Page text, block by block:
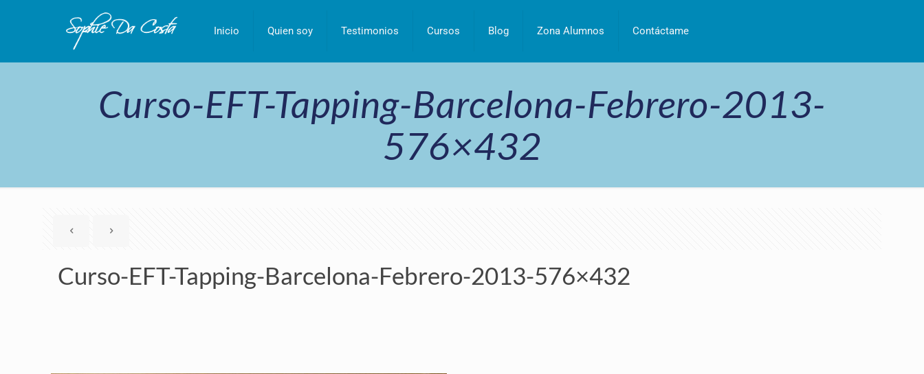
Inicio Quien soy Testimonios Cursos Blog Zona Alumnos Contáctame
Curso-EFT-Tapping-Barcelona-Febrero-2013-
576×432
Curso-EFT-Tapping-Barcelona-Febrero-2013-576×432